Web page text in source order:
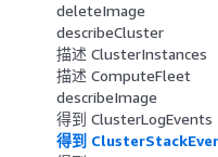
deleteImage
describeCluster
描述 ClusterInstances
描述 ComputeFleet
describeImage
得到 ClusterLogEvents
得到